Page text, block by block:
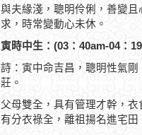
與夫緣淺，聰明伶俐，善變
求，時常變動心未休。
寅時中生：(03：40am-04：
詩：寅中命吉昌，聰明性氣
莊。
父母雙全，具有管理才幹，
有分衣祿全，離祖揚名進宅田